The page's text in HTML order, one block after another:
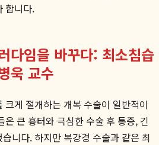
합니다.
다임을 바꾸다: 최소침습
욱 교수
게 절개하는 개복 수술이 일반적이
은 큰 흉터와 극심한 수술 후 통증, 긴
니다. 하지만 복강경 수술과 같은 최